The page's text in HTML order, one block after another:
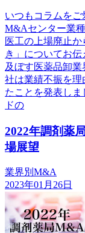
いつもコラムを
M&Aセンター業
医工の上場廃止
き」についてお伝
及ぼす医薬品卸業
社は業績不振を
たことを発表し
ドの
2022年調剤薬
場展望
業界別M&A
2023年01月26日